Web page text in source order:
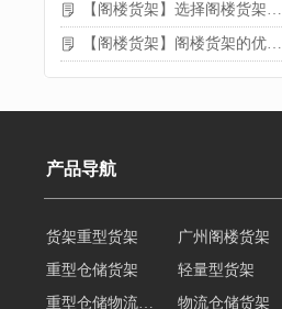
【阁楼货架】选择阁楼货架的好处？
【阁楼货架】阁楼货架的优点是什么
产品导航
重型仓储货架
轻量型货架
物流仓储货架